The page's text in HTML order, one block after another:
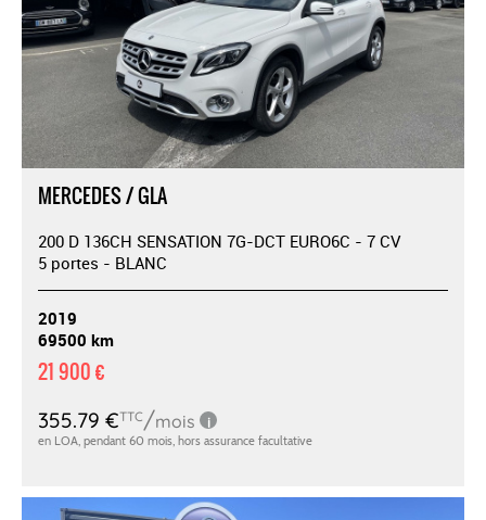
MERCEDES / GLA
200 D 136CH SENSATION 7G-DCT EURO6C - 7 CV
5 portes - BLANC
2019
69500 km
21 900 €